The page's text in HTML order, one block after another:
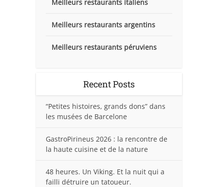
Meilleurs restaurants italiens
Meilleurs restaurants argentins
Meilleurs restaurants péruviens
Recent Posts
“Petites histoires, grands dons” dans
les musées de Barcelone
GastroPirineus 2026 : la rencontre de
la haute cuisine et de la nature
48 heures. Un Viking. Et la nuit qui a
failli détruire un tatoueur.